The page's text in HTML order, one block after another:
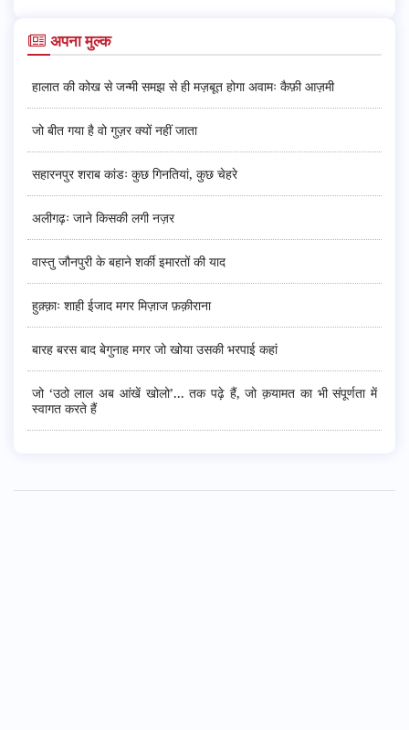
अपना मुल्क
हालात की कोख से जन्मी समझ से ही मज़बूत होगा अवामः कैफ़ी आज़मी
जो बीत गया है वो गुज़र क्यों नहीं जाता
सहारनपुर शराब कांडः कुछ गिनतियां, कुछ चेहरे
अलीगढ़ः जाने किसकी लगी नज़र
वास्तु जौनपुरी के बहाने शर्की इमारतों की याद
हुक़्क़ाः शाही ईजाद मगर मिज़ाज फ़क़ीराना
बारह बरस बाद बेगुनाह मगर जो खोया उसकी भरपाई कहां
जो ‘उठो लाल अब आंखें खोलो’... तक पढ़े हैं, जो क़यामत का भी संपूर्णता में
स्वागत करते हैं